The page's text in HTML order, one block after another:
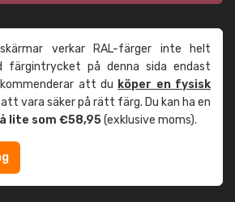
verkar RAL-färger inte helt
färgintrycket på denna sida endast
att du köper en fysisk
vara säker på rätt färg. Du kan ha en
lite som €58,95(exklusive moms).